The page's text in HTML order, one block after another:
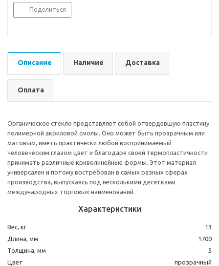
Поделиться
Описание Наличие Доставка
Оплата
Органическое стекло представляет собой отвердевшую пластину
полимерной акриловой смолы. Оно может быть прозрачным или
матовым, иметь практически любой воспринимаемый
человеческим глазом цвет и благодаря своей термопластичности
принимать различные криволинейные формы. Этот материал
универсален и потому востребован в самых разных сферах
производства, выпускаясь под несколькими десятками
международных торговых наименований.
Характеристики
Вес, кг
13
Длина, мм
1700
Толщина, мм
5
Цвет
прозрачный